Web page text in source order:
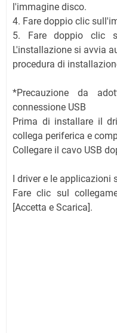
l'immagine disco.
4. Fare doppio clic
5. Fare doppio clic
L'installazione si avvia
procedura di
*Precauzione da
connessione USB
Prima di installare il
collega periferica e
Collegare il cavo USB
I driver e le applicazioni
Fare clic sul
[Accetta e Scarica].